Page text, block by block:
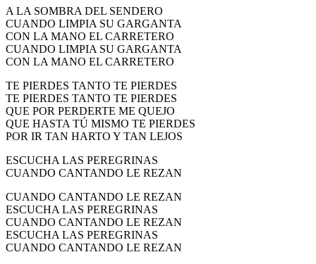
A LA SOMBRA DEL SENDERO
CUANDO LIMPIA SU GARGANTA
CON LA MANO EL CARRETERO
CUANDO LIMPIA SU GARGANTA
CON LA MANO EL CARRETERO
TE PIERDES TANTO TE PIERDES
TE PIERDES TANTO TE PIERDES
QUE POR PERDERTE ME QUEJO
QUE HASTA TÚ MISMO TE PIERDES
POR IR TAN HARTO Y TAN LEJOS
ESCUCHA LAS PEREGRINAS
CUANDO CANTANDO LE REZAN
CUANDO CANTANDO LE REZAN
ESCUCHA LAS PEREGRINAS
CUANDO CANTANDO LE REZAN
ESCUCHA LAS PEREGRINAS
CUANDO CANTANDO LE REZAN